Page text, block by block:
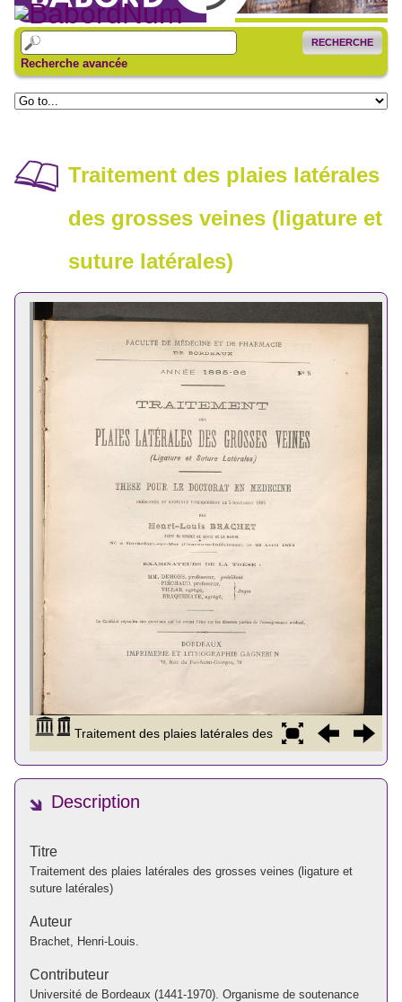
RECHERCHE
Recherche avancée
Traitement des plaies latérales
des grosses veines (ligature et
suture latérales)
Description
Titre
Traitement des plaies latérales des grosses veines (ligature et
suture latérales)
Auteur
Brachet, Henri-Louis.
Contributeur
Université de Bordeaux (1441-1970). Organisme de soutenance